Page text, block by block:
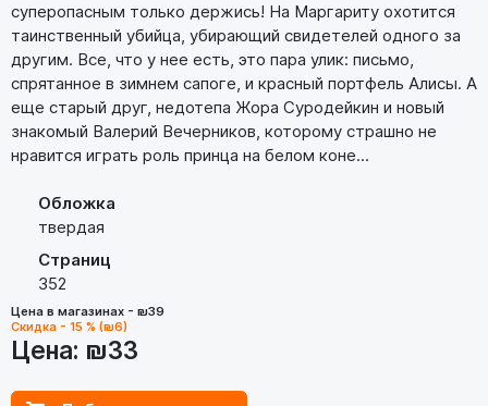
суперопасным только держись! На Маргариту охотится
таинственный убийца, убирающий свидетелей одного за
другим. Все, что у нее есть, это пара улик: письмо,
спрятанное в зимнем сапоге, и красный портфель Алисы. А
еще старый друг, недотепа Жора Суродейкин и новый
знакомый Валерий Вечерников, которому страшно не
нравится играть роль принца на белом коне...
Обложка
твердая
Страниц
352
Цена в магазинах - ₪39
Скидка - 15 % (₪6)
Цена: ₪33